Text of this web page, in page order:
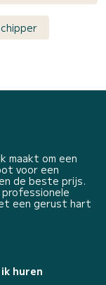
maakt om een
voor een
de beste prijs.
een gerust hart
huren